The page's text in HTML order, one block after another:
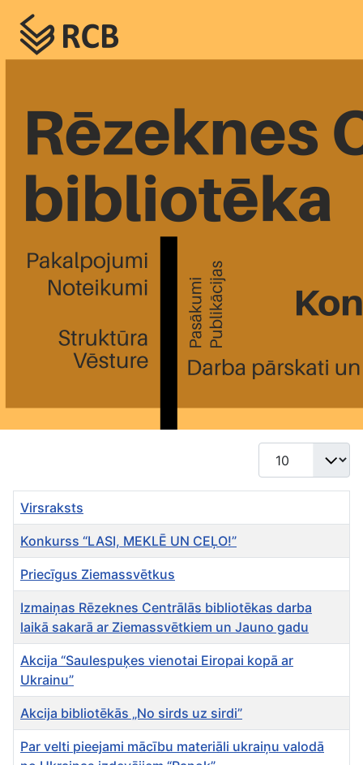
Rādīt #
Virsraksts
Konkurss “LASI, MEKLĒ UN CEĻO!”
Priecīgus Ziemassvētkus
Izmaiņas Rēzeknes Centrālās bibliotēkas darba
laikā sakarā ar Ziemassvētkiem un Jauno gadu
Akcija “Saulespuķes vienotai Eiropai kopā ar
Ukrainu”
Akcija bibliotēkās „No sirds uz sirdi”
Par velti pieejami mācību materiāli ukraiņu valodā